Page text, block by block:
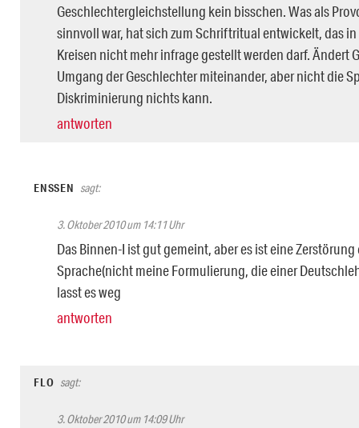
Geschlechtergleichstellung kein bisschen. Was als
sinnvoll war, hat sich zum Schriftritual entwickelt, das
Kreisen nicht mehr infrage gestellt werden darf. Ändert
Umgang der Geschlechter miteinander, aber nicht die
Diskriminierung nichts kann.
antworten
ENSSEN sagt:
3. Oktober 2010 um 14:11 Uhr
Das Binnen-I ist gut gemeint, aber es ist eine Zerstörung
Sprache(nicht meine Formulierung, die einer
lasst es weg
antworten
FLO sagt:
3. Oktober 2010 um 14:09 Uhr